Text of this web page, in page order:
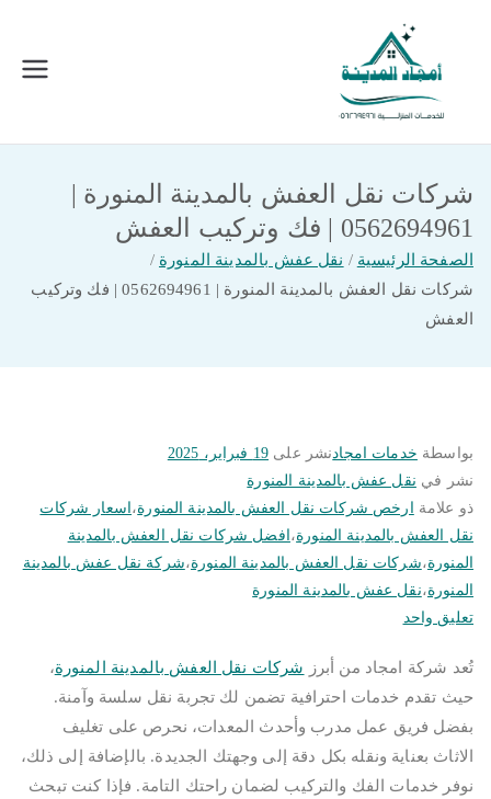
المحتوى
امجاد المدينة للخدمات المنزلية
شركات نقل العفش بالمدينة المنورة |
0562694961 | فك وتركيب العفش
الصفحة الرئيسية
نقل عفش بالمدينة المنورة
شركات نقل العفش بالمدينة المنورة | 0562694961 | فك وتركيب
العفش
بواسطة خدمات امجادنشر على 19 فبراير، 2025
نشر في نقل عفش بالمدينة المنورة
ذو علامة
ارخص شركات نقل العفش بالمدينة المنورة، اسعار شركات
نقل العفش بالمدينة المنورة، افضل شركات نقل العفش بالمدينة
المنورة،شركات نقل العفش بالمدينة المنورة،شركة نقل عفش بالمدينة
المنورة،نقل عفش بالمدينة المنورة
تعليق واحد
نقل
العفش
بالمدينة
المنورة
تُعد شركة امجاد من أبرز شركات نقل العفش بالمدينة المنورة،
حيث تقدم خدمات احترافية تضمن لك تجربة نقل سلسة وآمنة.
بفضل فريق عمل مدرب وأحدث المعدات، نحرص على تغليف
الاثاث بعناية ونقله بكل دقة إلى وجهتك الجديدة. بالإضافة إلى ذلك،
نوفر خدمات الفك والتركيب لضمان راحتك التامة. فإذا كنت تبحث